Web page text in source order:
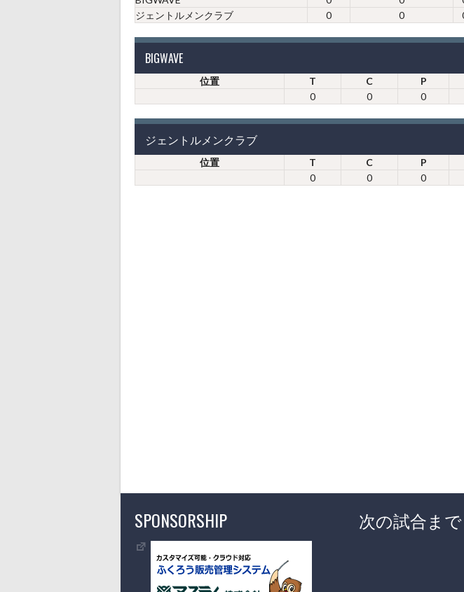
ジェントルメンクラブ
0 0
BIGWAVE
位置 T C P
0
0 0
ジェントルメンクラブ
位置 T C P
0
0 0
SPONSORSHIP 次の試合まで